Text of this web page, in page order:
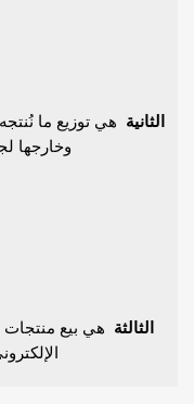
الثانية هي توزيع ما
وخارجها
الثالثة هي بيع منتجات